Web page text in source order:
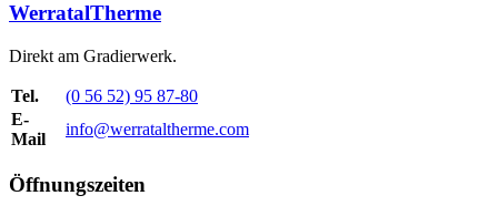
WerratalTherme
Direkt am Gradierwerk.
Tel.
(0 56 52) 95 87-80
E-
Mail
info@werrataltherme.com
Öffnungszeiten